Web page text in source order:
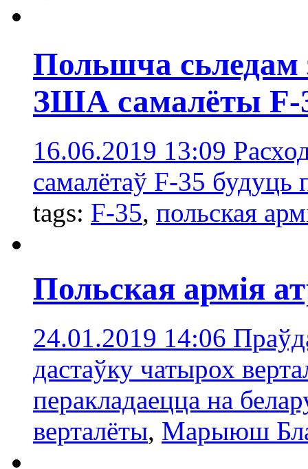
Польшча сьледам
ЗША самалёты F-
16.06.2019 13:09
самалётаў F-35 будуць
tags: F-35, польская
Польская армія
24.01.2019 14:06
дастаўку чатырох
перакладаецца на
верталёты, Марыюш